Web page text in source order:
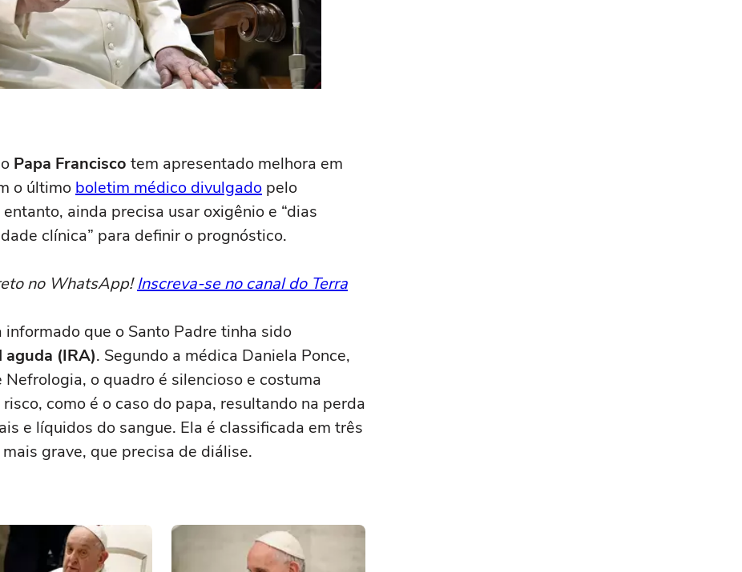
Papa Francisco tem apresentado melhora em
o último boletim médico divulgado pelo
ainda precisa usar oxigênio e “dias
clínica” para definir o prognóstico.
no WhatsApp!Inscreva-se no canal do Terra
que o Santo Padre tinha sido
(IRA). Segundo a médica Daniela Ponce,
o quadro é silencioso e costuma
como é o caso do papa, resultando na perda
e líquidos do sangue. Ela é classificada em três
grave, que precisa de diálise.